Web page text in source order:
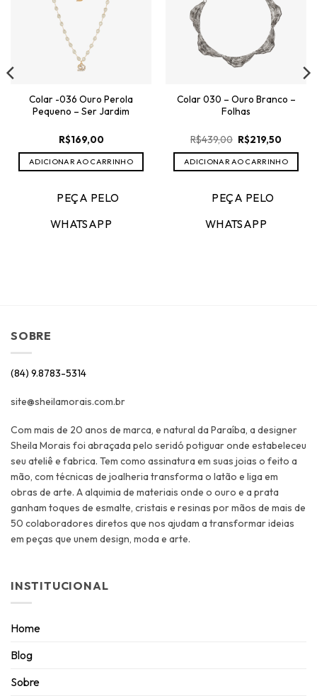
Colar -036 Ouro Perola
Pequeno – Ser Jardim
R$169,00
ADICIONAR AO CARRINHO
PEÇA PELO
WHATSAPP
Colar 030 – Ouro Branco –
Folhas
R$439,00 O
preço
original
era:
R$219,50
atual
é:
ADICIONAR AO CARRINHO
PEÇA PELO
WHATSAPP
SOBRE
(84) 9.8783-5314
site@sheilamorais.com.br
Com mais de 20 anos de marca, e natural da Paraíba, a designer
Sheila Morais foi abraçada pelo seridó potiguar onde estabeleceu
seu ateliê e fabrica. Tem como assinatura em suas joias o feito a
mão, com técnicas de joalheria transforma o latão e liga em
obras de arte. A alquimia de materiais onde o ouro e a prata
ganham toques de esmalte, cristais e resinas por mãos de mais de
50 colaboradores diretos que nos ajudam a transformar ideias
em peças que unem design, moda e arte.
INSTITUCIONAL
Home
Blog
Sobre